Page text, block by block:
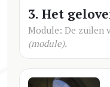
3. Het
Module: De zuilen
(module).